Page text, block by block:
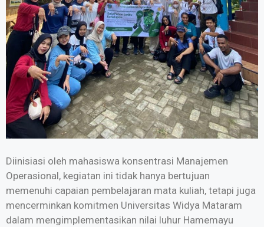
Diinisiasi oleh mahasiswa konsentrasi Manajemen
Operasional, kegiatan ini tidak hanya bertujuan
memenuhi capaian pembelajaran mata kuliah, tetapi juga
mencerminkan komitmen Universitas Widya Mataram
dalam mengimplementasikan nilai luhur Hamemayu